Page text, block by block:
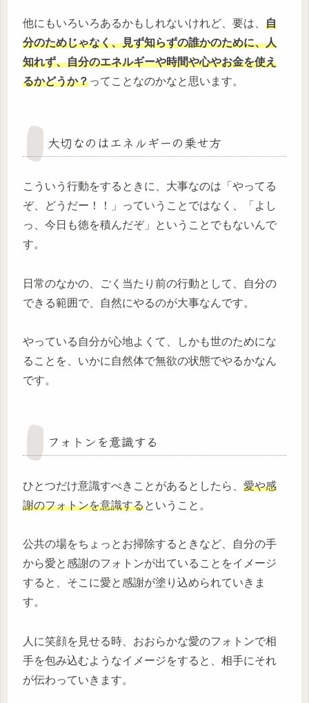
他にもいろいろあるかもしれないけれど、要は、 自
分のためじゃなく、見ず知らずの誰かのために、人
知れず、自分のエネルギーや時間や心やお金を使え
るかどうか？ってことなのかなと思います。
大切なのはエネルギーの乗せ方
こういう行動をするときに、大事なのは「やってる
ぞ、どうだー！！」っていうことではなく、「よし
っ、今日も徳を積んだぞ」ということでもないんで
す。
日常のなかの、ごく当たり前の行動として、自分の
できる範囲で、自然にやるのが大事なんです。
やっている自分が心地よくて、しかも世のためにな
ることを、いかに自然体で無欲の状態でやるかなん
です。
フォトンを意識する
ひとつだけ意識すべきことがあるとしたら、 愛や感
謝のフォトンを意識するということ。
公共の場をちょっとお掃除するときなど、自分の手
から愛と感謝のフォトンが出ていることをイメージ
すると、そこに愛と感謝が塗り込められていきま
す。
人に笑顔を見せる時、おおらかな愛のフォトンで相
手を包み込むようなイメージをすると、相手にそれ
が伝わっていきます。